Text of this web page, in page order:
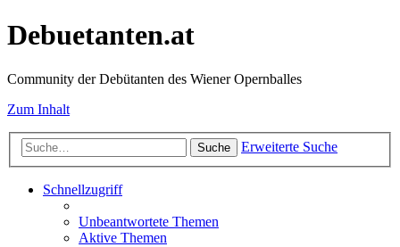
Debuetanten.at
Community der Debütanten des Wiener Opernballes
Zum Inhalt
Suche Erweiterte Suche
Schnellzugriff
Unbeantwortete Themen
Aktive Themen